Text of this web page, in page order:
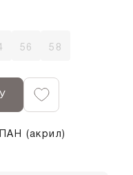
56 58
(акрил)